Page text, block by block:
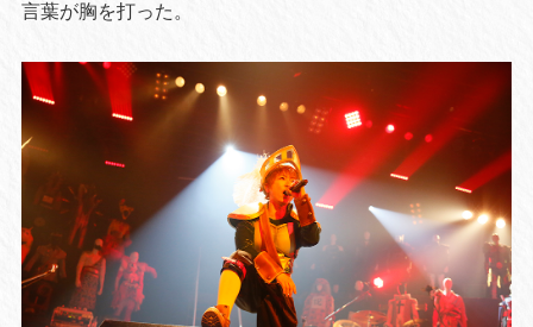
言葉が胸を打った。